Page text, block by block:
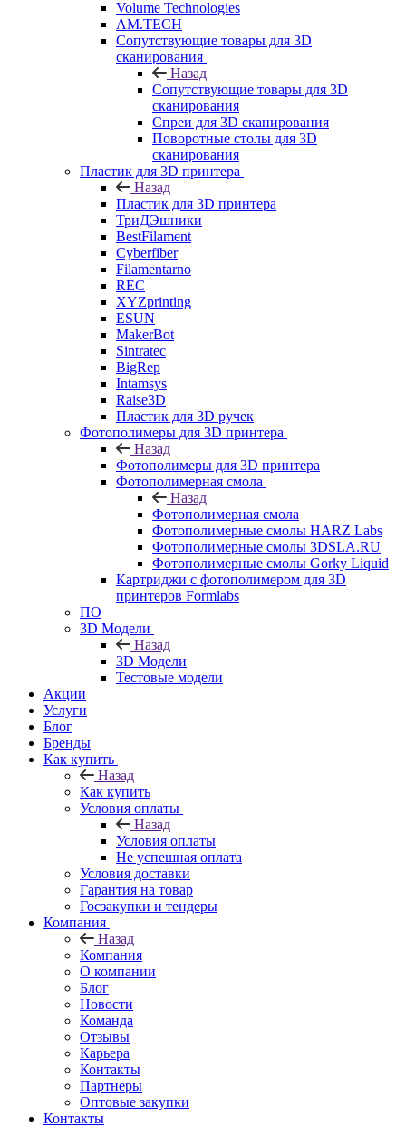
Volume Technologies
AM.TECH
Сопутствующие товары для 3D
сканирования
Назад
Сопутствующие товары для 3D
сканирования
Спреи для 3D сканирования
Поворотные столы для 3D
сканирования
Пластик для 3D принтера
Назад
Пластик для 3D принтера
ТриДЭшники
BestFilament
Cyberfiber
Filamentarno
REC
XYZprinting
ESUN
MakerBot
Sintratec
BigRep
Intamsys
Raise3D
Пластик для 3D ручек
Фотополимеры для 3D принтера
Назад
Фотополимеры для 3D принтера
Фотополимерная смола
Назад
Фотополимерная смола
Фотополимерные смолы HARZ Labs
Фотополимерные смолы 3DSLA.RU
Фотополимерные смолы Gorky Liquid
Картриджи с фотополимером для 3D
принтеров Formlabs
ПО
3D Модели
Назад
3D Модели
Тестовые модели
Акции
Услуги
Блог
Бренды
Как купить
Назад
Как купить
Условия оплаты
Назад
Условия оплаты
Не успешная оплата
Условия доставки
Гарантия на товар
Госзакупки и тендеры
Компания
Назад
Компания
О компании
Блог
Новости
Команда
Отзывы
Карьера
Контакты
Партнеры
Оптовые закупки
Контакты